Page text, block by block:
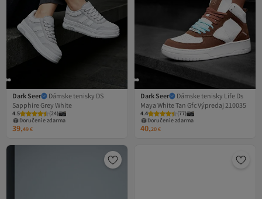
Dark Seer
Dámske tenisky DS
Sapphire Grey White
4.5 (24)
Doručenie zdarma
39,49€
Dark Seer
Dámske tenisky Life Ds
Maya White Tan Gfc Výpredaj 210035
4.4 (77)
Doručenie zdarma
40,20€